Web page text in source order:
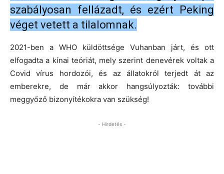
szabályosan fellázadt, és ezért Peking
véget vetett a tilalomnak.
2021-ben a WHO küldöttsége Vuhanban járt, és ott
elfogadta a kínai teóriát, mely szerint denevérek voltak a
Covid vírus hordozói, és az állatokról terjedt át az
emberekre, de már akkor hangsúlyozták: további
meggyőző bizonyítékokra van szükség!
- Hirdetés -